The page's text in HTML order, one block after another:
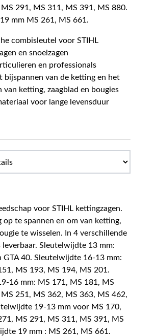
291, MS 311, MS 391, MS 880.
mm MS 261, MS 661.
combisleutel voor STIHL
en snoeizagen
en professionals
bijspannen van de ketting en het
van ketting, zaagblad en bougies
voor lange levensduur
voor STIHL kettingzagen.
op te spannen en om van ketting,
te wisselen. In 4 verschillende
Sleutelwijdte 13 mm:
GTA 40. Sleutelwijdte 16-13 mm:
MS 193, MS 194, MS 201.
16 mm: MS 171, MS 181, MS
251, MS 362, MS 363, MS 462,
19-13 mm voor MS 170,
MS 291, MS 311, MS 391, MS
19 mm : MS 261, MS 661.